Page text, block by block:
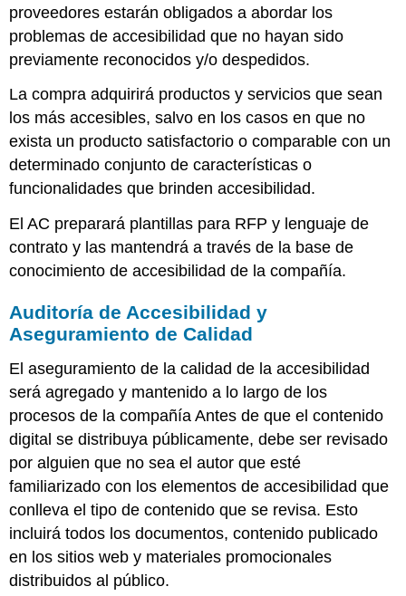
proveedores estarán obligados a abordar los
problemas de accesibilidad que no hayan sido
previamente reconocidos y/o despedidos.
La compra adquirirá productos y servicios que sean
los más accesibles, salvo en los casos en que no
exista un producto satisfactorio o comparable con un
determinado conjunto de características o
funcionalidades que brinden accesibilidad.
El AC preparará plantillas para RFP y lenguaje de
contrato y las mantendrá a través de la base de
conocimiento de accesibilidad de la compañía.
Auditoría de Accesibilidad y
Aseguramiento de Calidad
El aseguramiento de la calidad de la accesibilidad
será agregado y mantenido a lo largo de los
procesos de la compañía Antes de que el contenido
digital se distribuya públicamente, debe ser revisado
por alguien que no sea el autor que esté
familiarizado con los elementos de accesibilidad que
conlleva el tipo de contenido que se revisa. Esto
incluirá todos los documentos, contenido publicado
en los sitios web y materiales promocionales
distribuidos al público.